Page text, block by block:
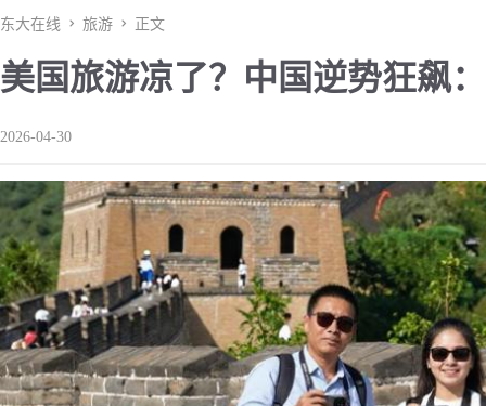
数码 民俗 招商
非遗 公益 娱乐 游戏 影视 明星 时尚 体育
东大在线  旅游  正文
美国旅游凉了？中国逆势狂飙
2026-04-30